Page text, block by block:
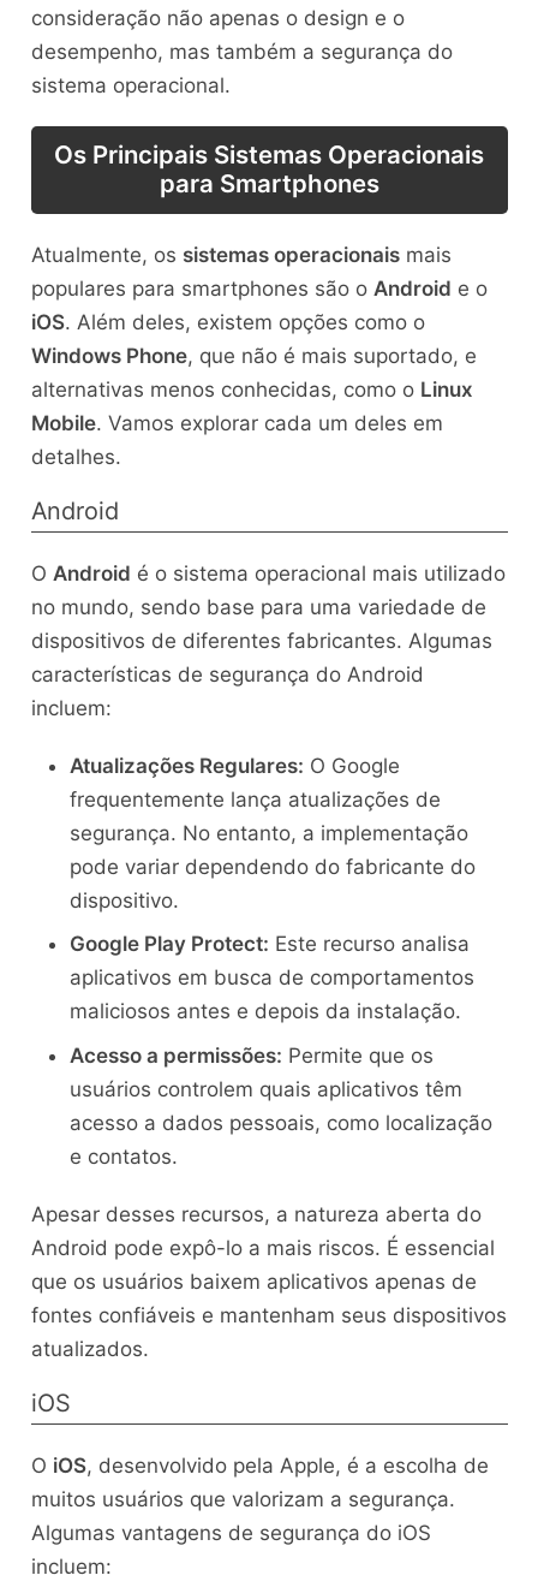
consideração não apenas o design e o
desempenho, mas também a segurança do
sistema operacional.
Os Principais Sistemas Operacionais
para Smartphones
Atualmente, os sistemas operacionaismais
populares para smartphones são o Android e o
iOS. Além deles, existem opções como o
Windows Phone, que não é mais suportado, e
alternativas menos conhecidas, como o Linux
Mobile. Vamos explorar cada um deles em
detalhes.
Android
O Android é o sistema operacional mais utilizado
no mundo, sendo base para uma variedade de
dispositivos de diferentes fabricantes. Algumas
características de segurança do Android
incluem:
Atualizações Regulares: O Google
frequentemente lança atualizações de
segurança. No entanto, a implementação
pode variar dependendo do fabricante do
dispositivo.
Google Play Protect: Este recurso analisa
aplicativos em busca de comportamentos
maliciosos antes e depois da instalação.
Acesso a permissões: Permite que os
usuários controlem quais aplicativos têm
acesso a dados pessoais, como localização
e contatos.
Apesar desses recursos, a natureza aberta do
Android pode expô-lo a mais riscos. É essencial
que os usuários baixem aplicativos apenas de
fontes confiáveis e mantenham seus dispositivos
atualizados.
iOS
O iOS, desenvolvido pela Apple, é a escolha de
muitos usuários que valorizam a segurança.
Algumas vantagens de segurança do iOS
incluem: